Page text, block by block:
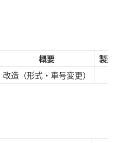
概要
製
改造 （形式・車号変更）